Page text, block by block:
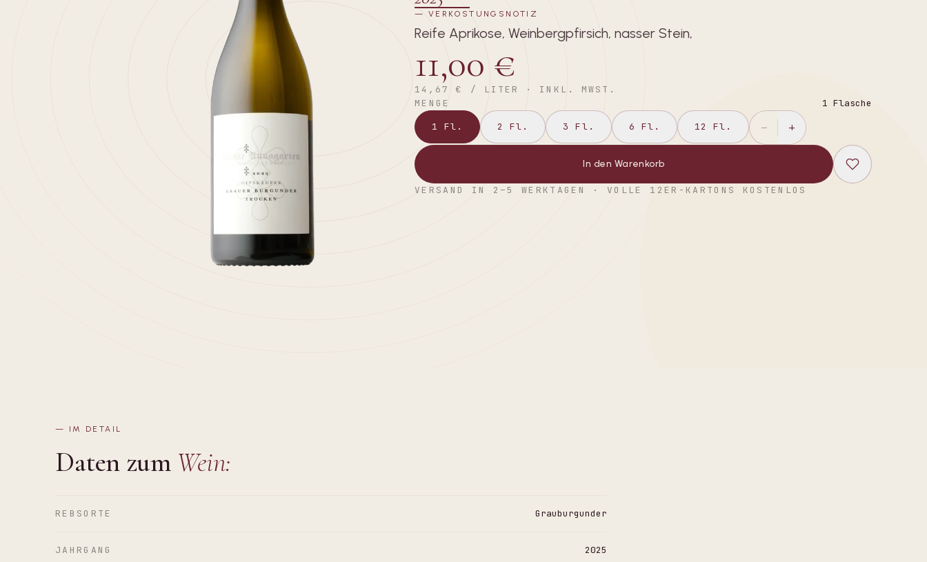
— VERKOSTUNGSNOTIZ
Reife Aprikose, Weinbergpfirsich, nasser Stein,
11,00 €
14,67 €
/ LITER · INKL. MWST.
MENGE
1 Flasche
1
Fl. 2 Fl. 3 Fl. 6 Fl. 12 Fl. − +
In den Warenkorb
VERSAND IN 2–5 WERKTAGEN · VOLLE 12ER-KARTONS KOSTENLOS
— IM DETAIL
Daten zum Wein:
REBSORTE Grauburgunder
JAHRGANG 2025